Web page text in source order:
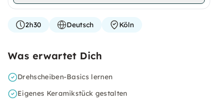
2h30 Deutsch Köln
Was erwartet Dich
Drehscheiben-Basics lernen
Eigenes Keramikstück gestalten